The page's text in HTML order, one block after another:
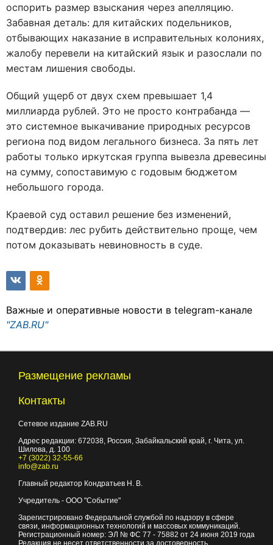
оспорить размер взыскания через апелляцию.
Забавная деталь: для китайских подельников,
отбывающих наказание в исправительных колониях,
жалобу перевели на китайский язык и разослали по
местам лишения свободы.
Общий ущерб от двух схем превышает 1,4
миллиарда рублей. Это не просто контрабанда —
это системное выкачивание природных ресурсов
региона под видом легального бизнеса. За пять лет
работы только иркутская группа вывезла древесины
на сумму, сопоставимую с годовым бюджетом
небольшого города.
Краевой суд оставил решение без изменений,
подтвердив: лес рубить действительно проще, чем
потом доказывать невиновность в суде.
Важные и оперативные новости в telegram-канале
"ZAB.RU"
Размещение рекламы
Контакты
Сетевое издание ZAB.RU
Адрес редакции: 672038 , Россия, Забайкальский край, г. Чита ул.
Шилова, д. 100
+7 (3022) 32-55-66
info@zab.ru
Главный редактор Кондратьев Н. В.
Учредитель - ООО "Событие"
Зарегистрировано Федеральной службой по надзору в сфере
связи, информационных технологий и массовых коммуникаций.
Регистрационный номер: ЭЛ № ФС 77 - 75882 от 24 июня 2019 года
Редакция не несет ответственности за достоверность